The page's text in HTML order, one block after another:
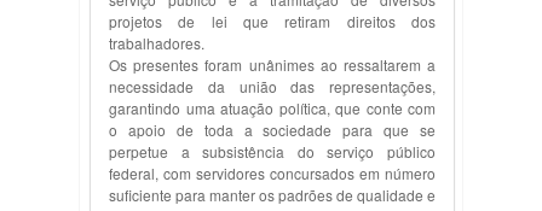
projetos de lei que retiram direitos dos
trabalhadores.
Os presentes foram unânimes ao ressaltarem a
necessidade da união das representações,
garantindo uma atuação política, que conte com
o apoio de toda a sociedade para que se
perpetue a subsistência do serviço público
federal, com servidores concursados em número
suficiente para manter os padrões de qualidade e